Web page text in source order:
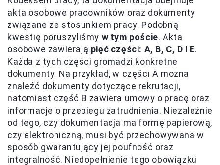
akta osobowe pracowników oraz dokumenty
związane ze stosunkiem pracy. Podobną
kwestię poruszyliśmy w tym poście. Akta
osobowe zawierają pięć części: A, B, C, D i E.
Każda z tych części gromadzi konkretne
dokumenty. Na przykład, w części A można
znaleźć dokumenty dotyczące rekrutacji,
natomiast część B zawiera umowy o pracę oraz
informacje o przebiegu zatrudnienia. Niezależnie
od tego, czy dokumentacja ma formę papierową,
czy elektroniczną, musi być przechowywana w
sposób gwarantujący jej poufność oraz
integralność. Niedopełnienie tego obowiązku